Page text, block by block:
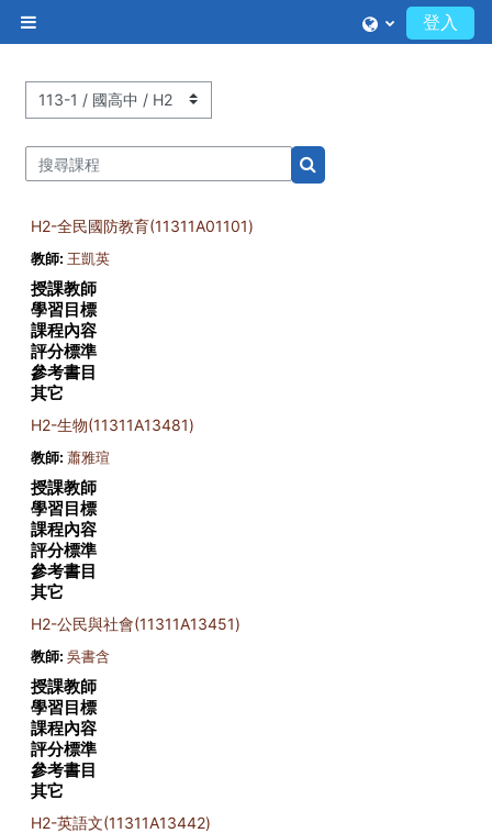
側板
登入
課程類別
搜尋課程
搜尋課程
H2-全民國防教育(11311A01101)
教師: 王凱英
授課教師
學習目標
課程內容
評分標準
參考書目
其它
H2-生物(11311A13481)
教師: 蕭雅瑄
授課教師
學習目標
課程內容
評分標準
參考書目
其它
H2-公民與社會(11311A13451)
教師: 吳書含
授課教師
學習目標
課程內容
評分標準
參考書目
其它
H2-英語文(11311A13442)